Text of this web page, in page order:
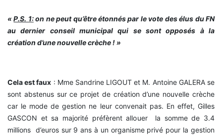
«P.S. 1:on ne peut qu’être étonnés par le vote des élus du FN
au dernier conseil municipal qui se sont opposés à la
création d’une nouvelle crèche ! »
Cela est faux : Mme Sandrine LIGOUT et M. Antoine GALERA se
sont abstenus sur ce projet de création d’une nouvelle crèche
car le mode de gestion ne leur convenait pas. En effet, Gilles
GASCON et sa majorité préfèrent allouer la somme de 3.4
millions d’euros sur 9 ans à un organisme privé pour la gestion